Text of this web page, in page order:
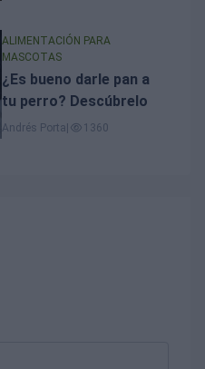
ALIMENTACIÓN PARA
MASCOTAS
¿Es bueno darle pan a
tu perro? Descúbrelo
Andrés Porta| 1360